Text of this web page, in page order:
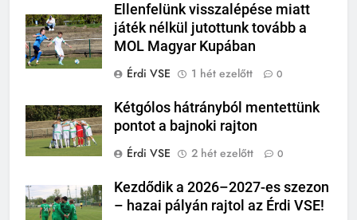
Ellenfelünk visszalépése miatt
játék nélkül jutottunk tovább a
MOL Magyar Kupában
Érdi VSE
1 hét ezelőtt 0
Kétgólos hátrányból mentettünk
pontot a bajnoki rajton
Érdi VSE
2 hét ezelőtt 0
Kezdődik a 2026–2027-es szezon
– hazai pályán rajtol az Érdi VSE!